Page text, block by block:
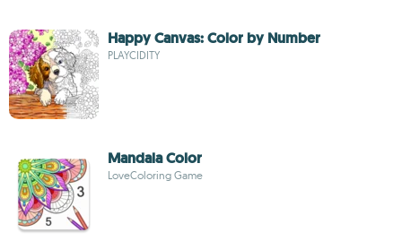
Happy Canvas: Color by Number
PLAYCIDITY
Mandala Color
LoveColoring Game